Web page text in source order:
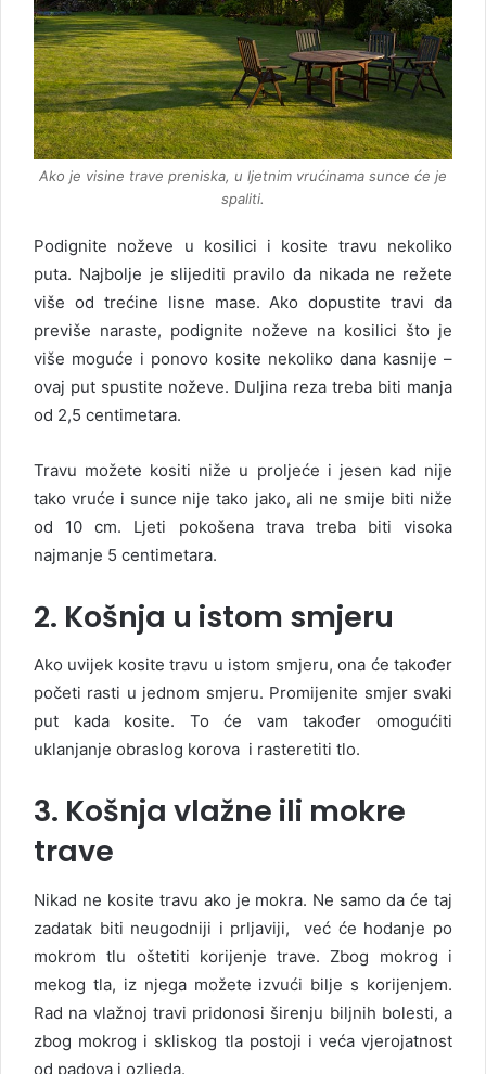
Ako je visine trave preniska, u ljetnim vrućinama sunce će je
spaliti.
Podignite noževe u kosilici i kosite travu nekoliko
puta. Najbolje je slijediti pravilo da nikada ne režete
više od trećine lisne mase. Ako dopustite travi da
previše naraste, podignite noževe na kosilici što je
više moguće i ponovo kosite nekoliko dana kasnije –
ovaj put spustite noževe. Duljina reza treba biti manja
od 2,5 centimetara.
Travu možete kositi niže u proljeće i jesen kad nije
tako vruće i sunce nije tako jako, ali ne smije biti niže
od 10 cm. Ljeti pokošena trava treba biti visoka
najmanje 5 centimetara.
2. Košnja u istom smjeru
Ako uvijek kosite travu u istom smjeru, ona će također
početi rasti u jednom smjeru. Promijenite smjer svaki
put kada kosite. To će vam također omogućiti
uklanjanje obraslog korova i rasteretiti tlo.
3. Košnja vlažne ili mokre
trave
Nikad ne kosite travu ako je mokra. Ne samo da će taj
zadatak biti neugodniji i prljaviji, već će hodanje po
mokrom tlu oštetiti korijenje trave. Zbog mokrog i
mekog tla, iz njega možete izvući bilje s korijenjem.
Rad na vlažnoj travi pridonosi širenju biljnih bolesti, a
zbog mokrog i skliskog tla postoji i veća vjerojatnost
od padova i ozljeda.